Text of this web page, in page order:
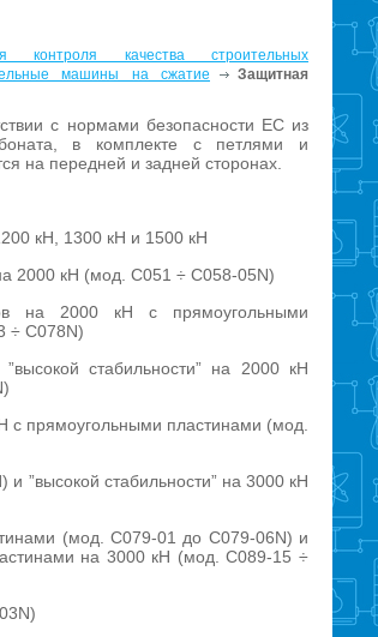
контроля качества строительных
машины на сжатие
Защитная
с нормами безопасности ЕС из
в комплекте с петлями и
на передней и задней сторонах.
кН, 1300 кН и 1500 кН
2000 кН (мод. C051 ÷ C058-05N)
на 2000 кН с прямоугольными
÷ C078N)
стабильности” на 2000 кН
с прямоугольными пластинами (мод.
”высокой стабильности” на 3000 кН
(мод. C079-01 до C079-06N) и
на 3000 кН (мод. C089-15 ÷